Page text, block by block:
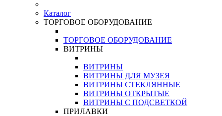
Каталог
ТОРГОВОЕ ОБОРУДОВАНИЕ
ТОРГОВОЕ ОБОРУДОВАНИЕ
ВИТРИНЫ
ВИТРИНЫ
ВИТРИНЫ ДЛЯ МУЗЕЯ
ВИТРИНЫ СТЕКЛЯННЫЕ
ВИТРИНЫ ОТКРЫТЫЕ
ВИТРИНЫ С ПОДСВЕТКОЙ
ПРИЛАВКИ